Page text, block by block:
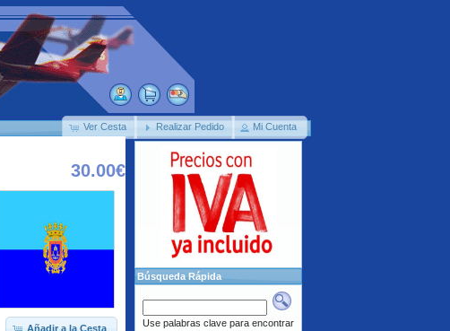
Ver Cesta Realizar Pedido Mi Cuenta
30.00€
Añadir a la Cesta
Búsqueda Rápida
Use palabras clave para encontrar